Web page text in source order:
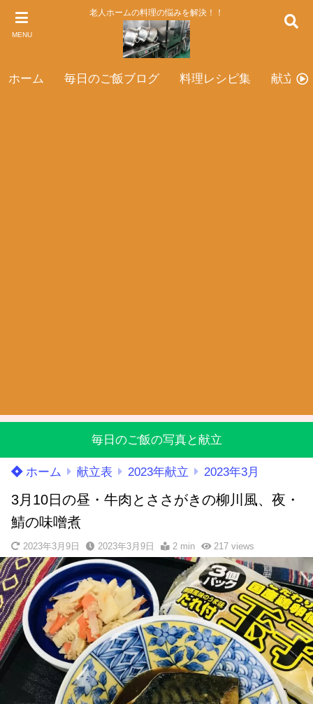
MENU
老人ホームの料理の悩みを解決！！
ホーム 毎日のご飯ブログ 料理レシピ集 献立表
毎日のご飯の写真と献立
ホーム 献立表 2023年献立 2023年3月
3月10日の昼・牛肉とささがきの柳川風、夜・
鯖の味噌煮
2023年3月9日 2023年3月9日 2 min 217views